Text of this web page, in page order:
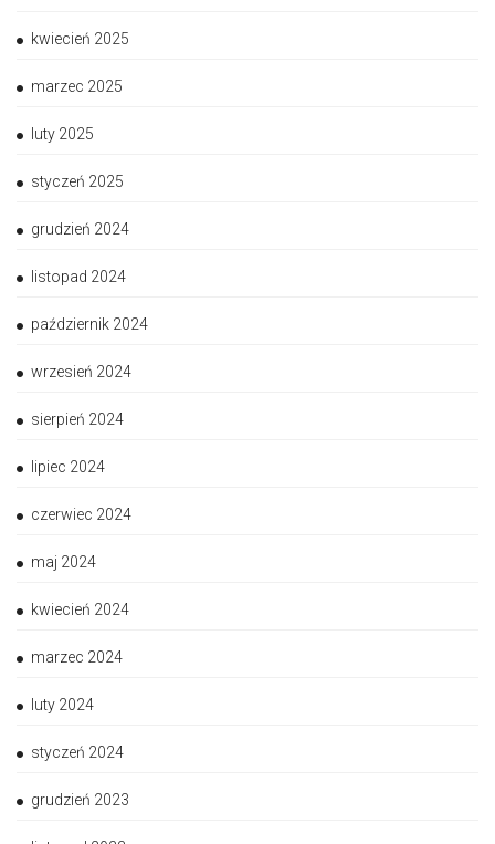
kwiecień 2025
marzec 2025
luty 2025
styczeń 2025
grudzień 2024
listopad 2024
październik 2024
wrzesień 2024
sierpień 2024
lipiec 2024
czerwiec 2024
maj 2024
kwiecień 2024
marzec 2024
luty 2024
styczeń 2024
grudzień 2023